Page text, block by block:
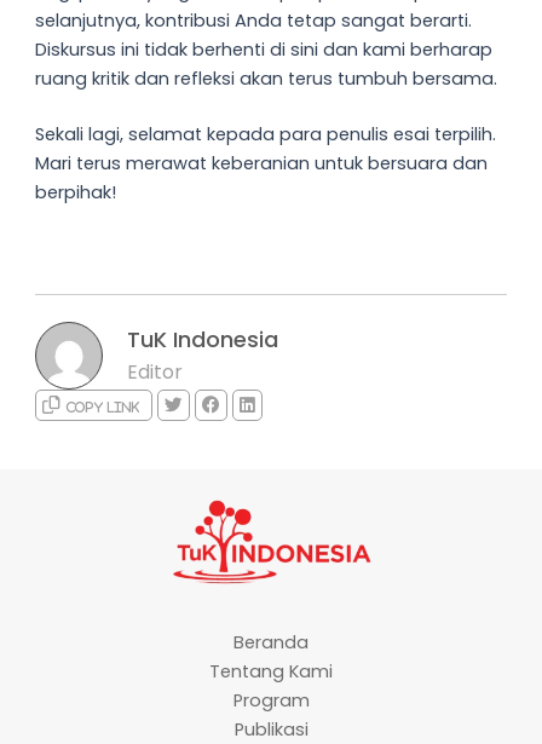
selanjutnya, kontribusi Anda tetap sangat berarti.
Diskursus ini tidak berhenti di sini dan kami berharap
ruang kritik dan refleksi akan terus tumbuh bersama.
Sekali lagi, selamat kepada para penulis esai terpilih.
Mari terus merawat keberanian untuk bersuara dan
berpihak!
TuK Indonesia
Editor
Copy link
Beranda
Tentang Kami
Program
Publikasi